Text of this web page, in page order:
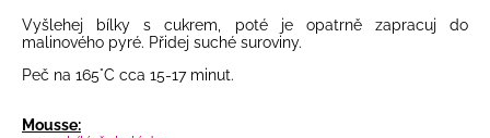
Vyšlehej bílky s cukrem, poté je opatrně zapracuj do
malinového pyré. Přidej suché suroviny.
Peč na 165°C cca 15-17 minut.
Mousse: